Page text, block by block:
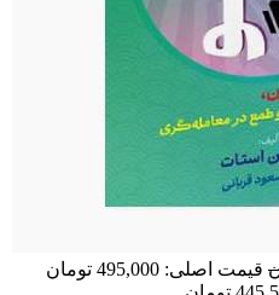
قیمت اصلی: 495,000 تومان